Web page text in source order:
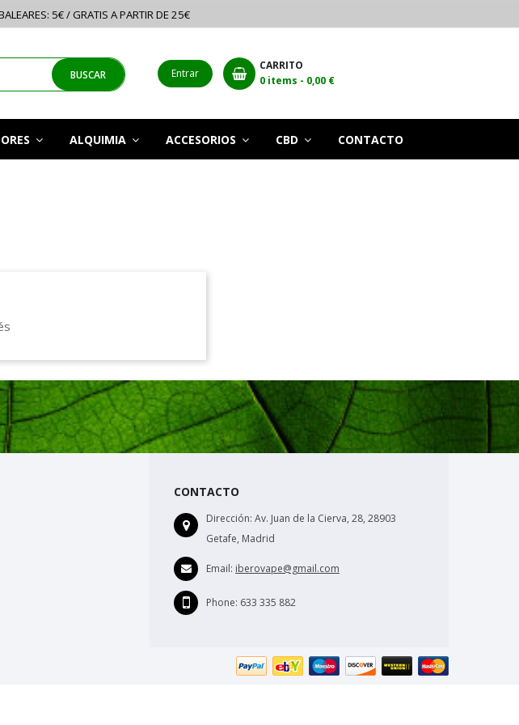
5€ / GRATIS A PARTIR DE 25€
BUSCAR Entrar
CARRITO
0 items - 0,00 €
ALQUIMIA ACCESORIOS CBD CONTACTO
CONTACTO
Dirección: Av. Juan de la Cierva, 28, 28903
Getafe, Madrid
Email: iberovape@gmail.com
Phone: 633 335 882